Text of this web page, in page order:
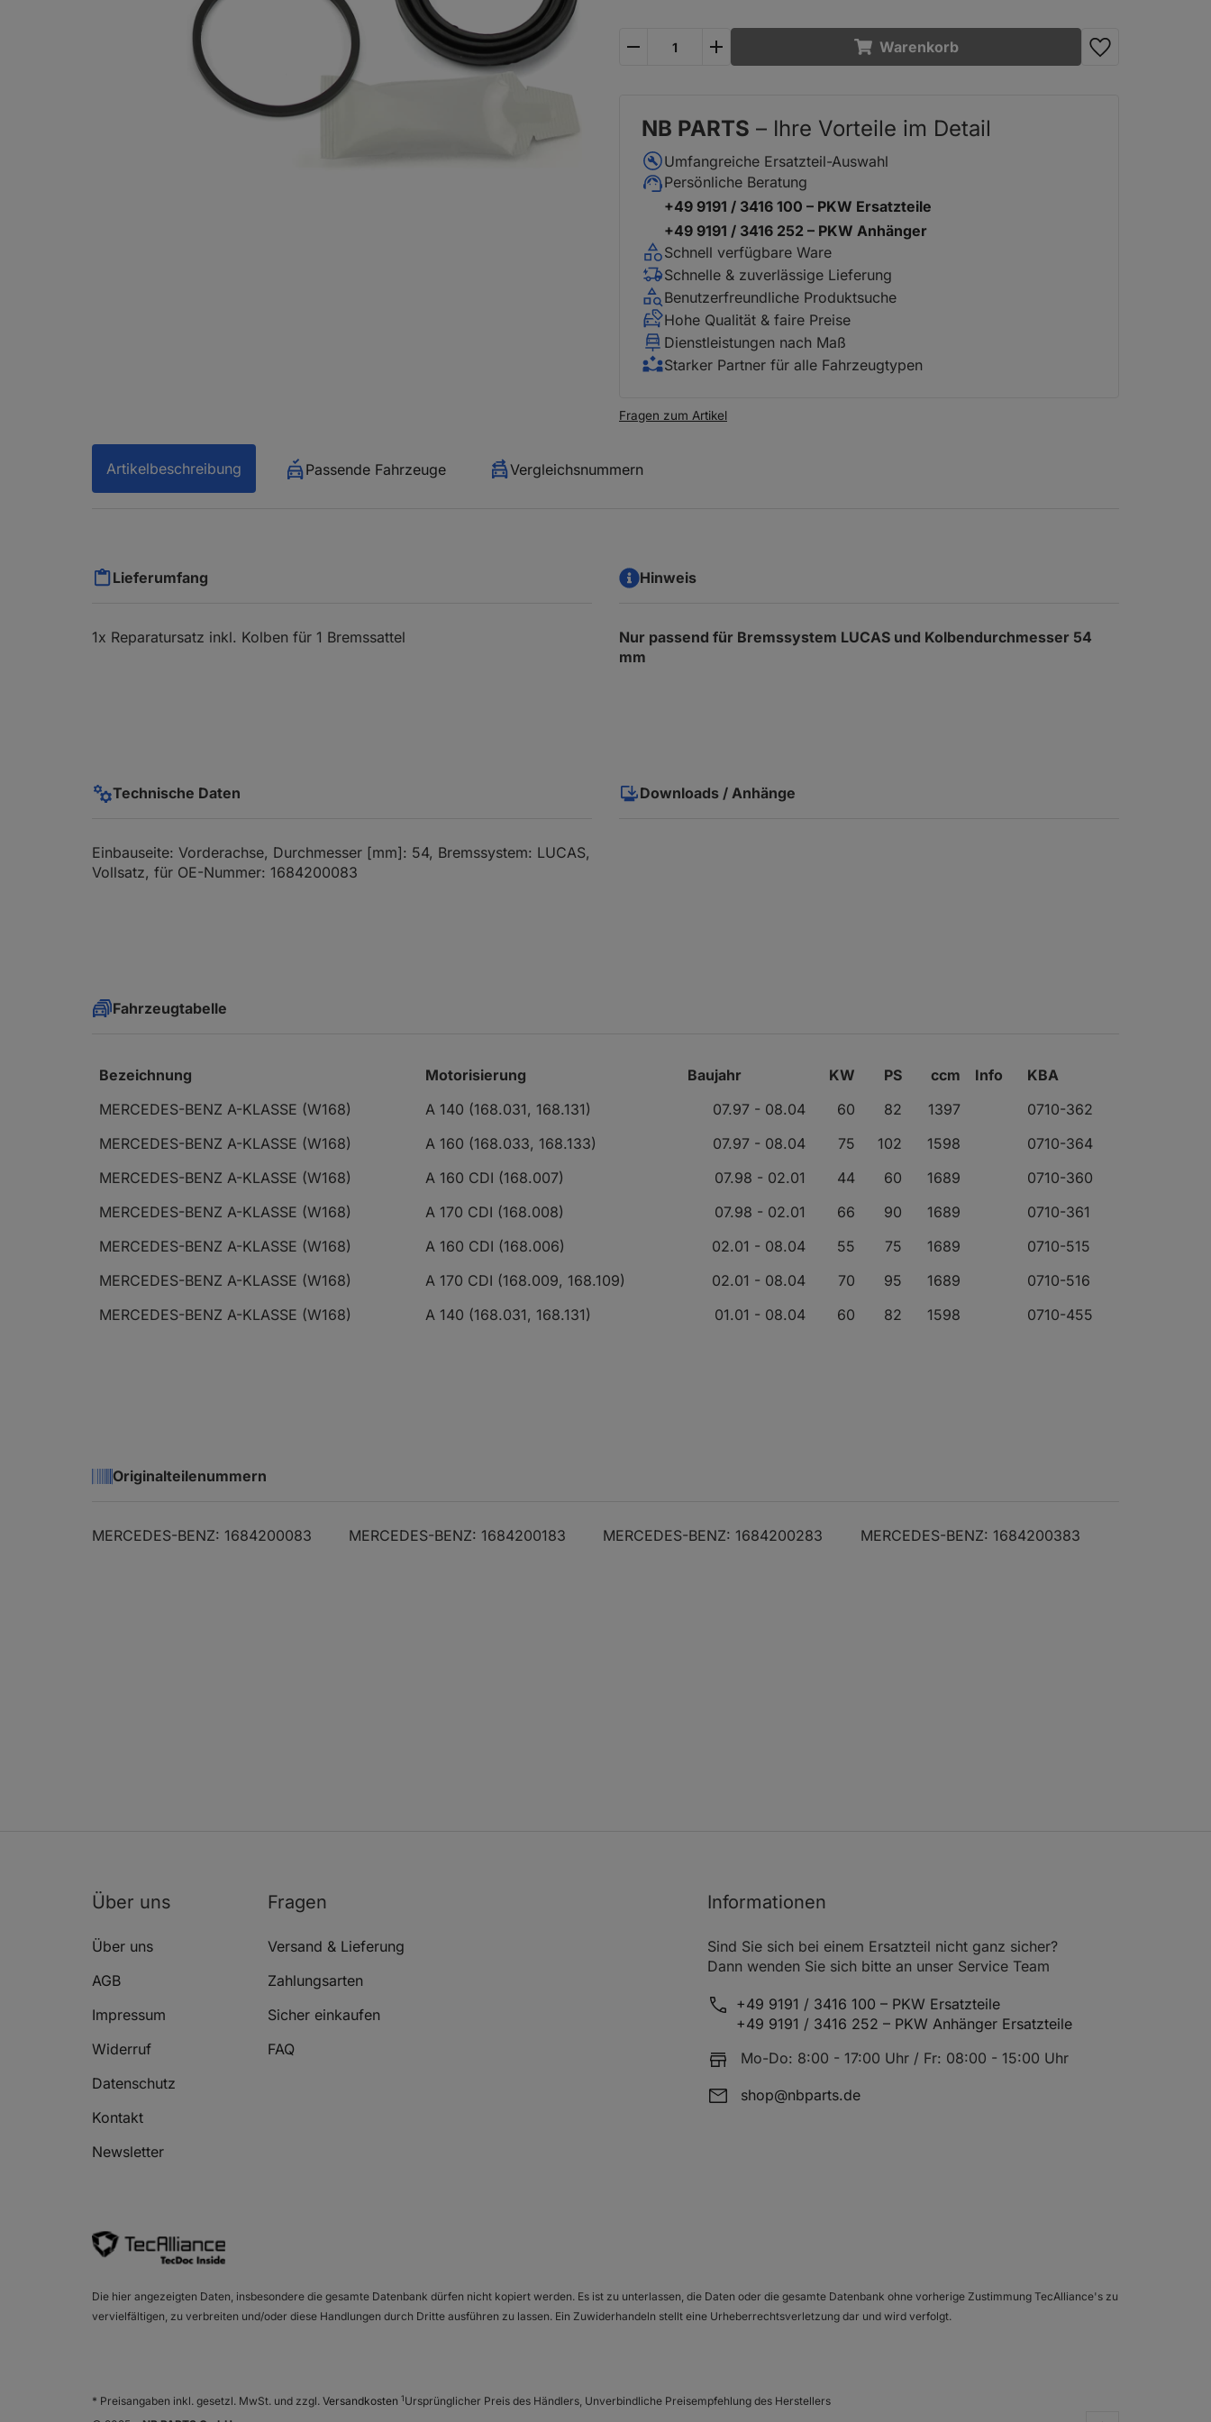
Warenkorb
NB PARTS – Ihre Vorteile im Detail
Umfangreiche Ersatzteil-Auswahl
Persönliche Beratung
+49 9191 / 3416 100 – PKW Ersatzteile
+49 9191 / 3416 252 – PKW Anhänger
Schnell verfügbare Ware
Schnelle & zuverlässige Lieferung
Benutzerfreundliche Produktsuche
Hohe Qualität & faire Preise
Dienstleistungen nach Maß
Starker Partner für alle Fahrzeugtypen
Fragen zum Artikel
Artikelbeschreibung Passende Fahrzeuge Vergleichsnummern
Lieferumfang
1x Reparatursatz inkl. Kolben für 1 Bremssattel
Hinweis
Nur passend für Bremssystem LUCAS und Kolbendurchmesser 54
mm
Technische Daten
Einbauseite: Vorderachse, Durchmesser [mm]: 54, Bremssystem: LUCAS,
Vollsatz, für OE-Nummer: 1684200083
Downloads / Anhänge
Fahrzeugtabelle
Bezeichnung Motorisierung Baujahr KW PS ccm Info
KBA
MERCEDES-BENZ A-KLASSE (W168)
A 140 (168.031, 168.131) 07.97 - 08.04 60 82 1397
0710-362
MERCEDES-BENZ A-KLASSE (W168)
A 160 (168.033, 168.133) 07.97 - 08.04 75 102 1598
0710-364
MERCEDES-BENZ A-KLASSE (W168)
A 160 CDI (168.007) 07.98 - 02.01 44 60 1689
0710-360
MERCEDES-BENZ A-KLASSE (W168)
A 170 CDI (168.008) 07.98 - 02.01 66 90 1689
0710-361
MERCEDES-BENZ A-KLASSE (W168)
A 160 CDI (168.006) 02.01 - 08.04 55 75 1689
0710-515
MERCEDES-BENZ A-KLASSE (W168)
A 170 CDI (168.009, 168.109) 02.01 - 08.04 70 95 1689
0710-516
MERCEDES-BENZ A-KLASSE (W168)
A 140 (168.031, 168.131) 01.01 - 08.04 60 82 1598 0710-455
Originalteilenummern
MERCEDES-BENZ: 1684200083 MERCEDES-BENZ: 1684200183 MERCEDES-BENZ: 1684200283 MERCEDES-BENZ: 1684200383
Über uns
Über uns
AGB
Impressum
Widerruf
Datenschutz
Kontakt
Newsletter
Fragen
Versand & Lieferung
Zahlungsarten
Sicher einkaufen
FAQ
Informationen
Sind Sie sich bei einem Ersatzteil nicht ganz sicher?
Dann wenden Sie sich bitte an unser Service Team
+49 9191 / 3416 100 – PKW Ersatzteile
+49 9191 / 3416 252 – PKW Anhänger Ersatzteile
Mo-Do: 8:00 - 17:00 Uhr / Fr: 08:00 - 15:00 Uhr
shop@nbparts.de
Die hier angezeigten Daten, insbesondere die gesamte Datenbank dürfen nicht kopiert werden. Es ist zu unterlassen, die Daten oder die gesamte Datenbank ohne vorherige Zustimmung TecAlliance's zu
vervielfältigen, zu verbreiten und/oder diese Handlungen durch Dritte ausführen zu lassen. Ein Zuwiderhandeln stellt eine Urheberrechtsverletzung dar und wird verfolgt.
* Preisangaben inkl. gesetzl. MwSt. und zzgl. Versandkosten 1Ursprünglicher Preis des Händlers, Unverbindliche Preisempfehlung des Herstellers